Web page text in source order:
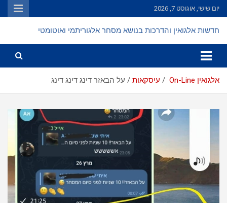
Skip
to
יום שישי, אוגוסט 7, 2026
חדשות אלגואין והדרכות בנושא מסחר אלגוריתמי ואוטומטי
אלגואין On-Line עיסקאות על הבאזר דינג דינג דינג